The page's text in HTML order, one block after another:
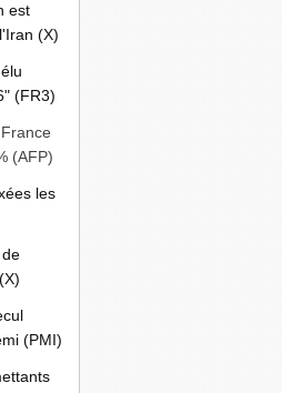
est
(X)
(FR3)
(AFP)
les
de
(PMI)